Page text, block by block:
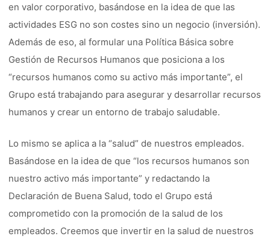
en valor corporativo, basándose en la idea de que las
actividades ESG no son costes sino un negocio (inversión).
Además de eso, al formular una Política Básica sobre
Gestión de Recursos Humanos que posiciona a los
“recursos humanos como su activo más importante”, el
Grupo está trabajando para asegurar y desarrollar recursos
humanos y crear un entorno de trabajo saludable.
Lo mismo se aplica a la “salud” de nuestros empleados.
Basándose en la idea de que “los recursos humanos son
nuestro activo más importante” y redactando la
Declaración de Buena Salud, todo el Grupo está
comprometido con la promoción de la salud de los
empleados. Creemos que invertir en la salud de nuestros